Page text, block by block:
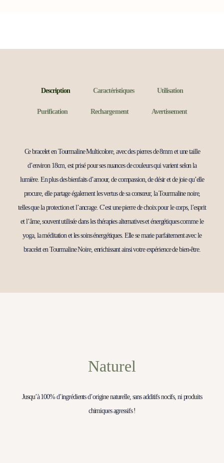
Description Caractéristiques Utilisation
Purification Rechargement Avertissement
Ce bracelet en Tourmaline Multicolore, avec des pierres de 8mm et une taille
d’environ 18cm, est prisé pour ses nuances de couleurs qui varient selon la
lumière. En plus des bienfaits d’amour, de compassion, de désir et de joie qu’elle
procure, elle partage également les vertus de sa consœur, la Tourmaline noire,
telles que la protection et l’ancrage. C’est une pierre de choix pour le corps, l’esprit
et l’âme, souvent utilisée dans les thérapies alternatives et énergétiques comme le
yoga, la méditation et les soins énergétiques. Elle se marie parfaitement avec le
bracelet en Tourmaline Noire, enrichissant ainsi votre expérience de bien-être.
Naturel
Jusqu’à 100% d’ingrédients d’origine naturelle, sans additifs nocifs, ni produits
chimiques agressifs !